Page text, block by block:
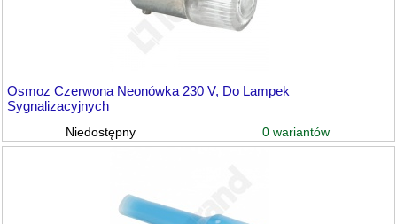
Osmoz Czerwona Neonówka 230 V, Do Lampek
Sygnalizacyjnych
Niedostępny 0 wariantów